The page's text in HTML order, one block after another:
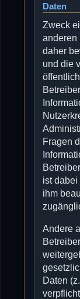
Daten
Zweck
anderen
daher
und die
Fragen
ist dabei
ihm
Andere
Daten